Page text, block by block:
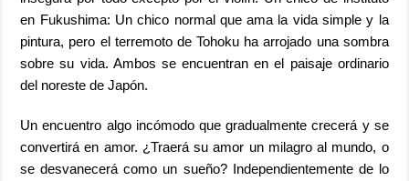
en Fukushima: Un chico normal que ama la vida simple y la
pintura, pero el terremoto de Tohoku ha arrojado una sombra
sobre su vida. Ambos se encuentran en el paisaje ordinario
del noreste de Japón.
Un encuentro algo incómodo que gradualmente crecerá y se
convertirá en amor. ¿Traerá su amor un milagro al mundo, o
se desvanecerá como un sueño? Independientemente de lo